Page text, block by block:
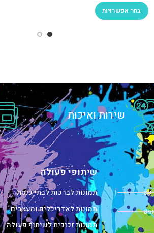
בחר אפשרויות
שירות ואיכות
שיתופי פעולה
תמונות לברכות לבתי כנסת
תמונות לאדריכלים ומעצבים
תמונות זכוכית לשיתוף פעולה